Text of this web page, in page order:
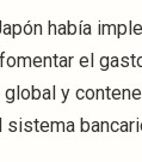
había
el
y